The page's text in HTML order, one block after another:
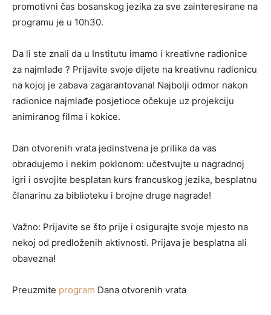
promotivni čas bosanskog jezika za sve zainteresirane na
programu je u 10h30.
Da li ste znali da u Institutu imamo i kreativne radionice
za najmlađe ? Prijavite svoje dijete na kreativnu radionicu
na kojoj je zabava zagarantovana! Najbolji odmor nakon
radionice najmlađe posjetioce očekuje uz projekciju
animiranog filma i kokice.
Dan otvorenih vrata jedinstvena je prilika da vas
obradujemo i nekim poklonom: učestvujte u nagradnoj
igri i osvojite besplatan kurs francuskog jezika, besplatnu
članarinu za biblioteku i brojne druge nagrade!
Važno: Prijavite se što prije i osigurajte svoje mjesto na
nekoj od predloženih aktivnosti. Prijava je besplatna ali
obavezna!
Preuzmite program Dana otvorenih vrata